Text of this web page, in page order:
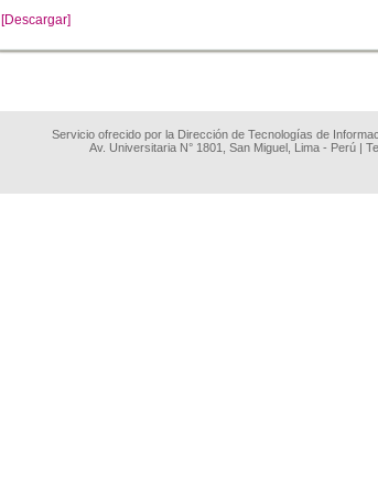
[Descargar]
Servicio ofrecido por la Dirección de Tecnologías de
Av. Universitaria N° 1801, San Miguel, Lima - Perú |